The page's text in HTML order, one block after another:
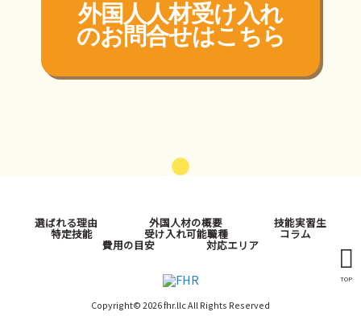
外国人人材受け入れ
のお問合せはこちら
TOP
選ばれる理由 外国人材の概要 技能実習生
特定技能 受け入れ可能職種 コラム
費用の目安 対応エリア
Copyright© 2026 fhr.llc All Rights Reserved